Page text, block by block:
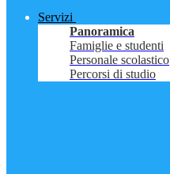
Servizi
Panoramica
Famiglie e studenti
Personale scolastico
Percorsi di studio